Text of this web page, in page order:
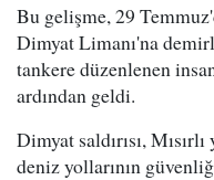
Bu gelişme, 29
Dimyat Limanı'na
tankere düzenlenen
ardından geldi.
Dimyat saldırısı,
deniz yollarının